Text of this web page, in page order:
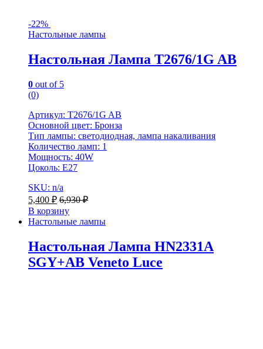
-22%
Настольные лампы
Настольная Лампа T2676/1G AB
0 out of 5
(0)
Артикул: T2676/1G AB
Основной цвет: Бронза
Тип лампы: светодиодная, лампа накаливания
Количество ламп: 1
Мощность: 40W
Цоколь: Е27
SKU: n/a
5,400 ₽ 6,930₽
В корзину
Настольные лампы
Настольная Лампа HN2331A
SGY+AB Veneto Luce